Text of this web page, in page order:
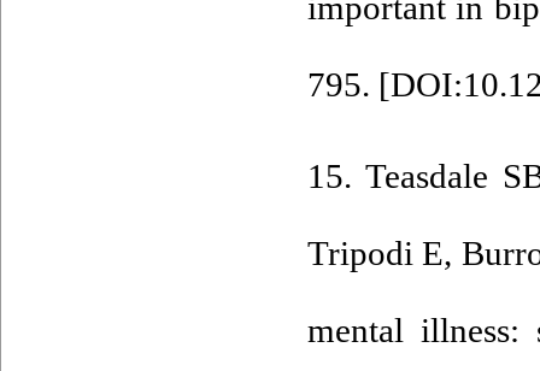
795. [
15. Teasdale
Tripodi E,
mental illness: